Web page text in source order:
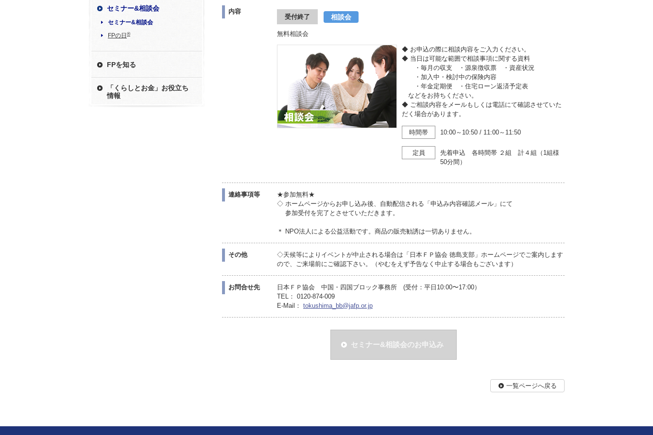
セミナー&相談会
セミナー&相談会
FPの日 ®
FPを知る
「くらしとお金」お役立ち
情報
内容
受付終了 相談会
無料相談会
◆ お申込の際に相談内容をご入力ください。
◆ 当日は可能な範囲で相談事項に関する資料
・毎月の収支 ・源泉徴収票 ・資産状況
・加入中・検討中の保険内容
・年金定期便 ・住宅ローン返済予定表
などをお持ちください。
◆ ご相談内容をメールもしくは電話にて確認させていた
だく場合があります。
時間帯 10:00～10:50 / 11:00～11:50
定員
先着申込 各時間帯 ２組 計４組（1組様
50分間）
連絡事項等
★参加無料★
◇ ホームページからお申し込み後、自動配信される「申込み内容確認メール」にて
参加受付を完了とさせていただきます。
＊ NPO法人による公益活動です。商品の販売勧誘は一切ありません。
その他
◇天候等によりイベントが中止される場合は「日本ＦＰ協会 徳島支部」ホームページでご案内します
ので、ご来場前にご確認下さい。（やむをえず予告なく中止する場合もございます）
お問合せ先
日本ＦＰ協会 中国・四国ブロック事務所 (受付：平日10:00〜17:00）
TEL： 0120-874-009
E-Mail： tokushima_bb@jafp.or.jp
セミナー&相談会のお申込み
一覧ページへ戻る